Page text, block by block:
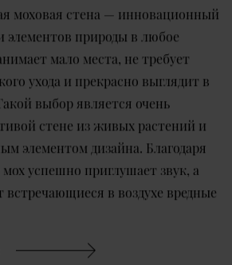
моховая стена — инновационный
элементов природы в любое
мало места, не требует
ухода и прекрасно выглядит в
выбор является очень
стене из живых растений и
элементом дизайна. Благодаря
успешно приглушает звук, а
встречающиеся в воздухе вредные